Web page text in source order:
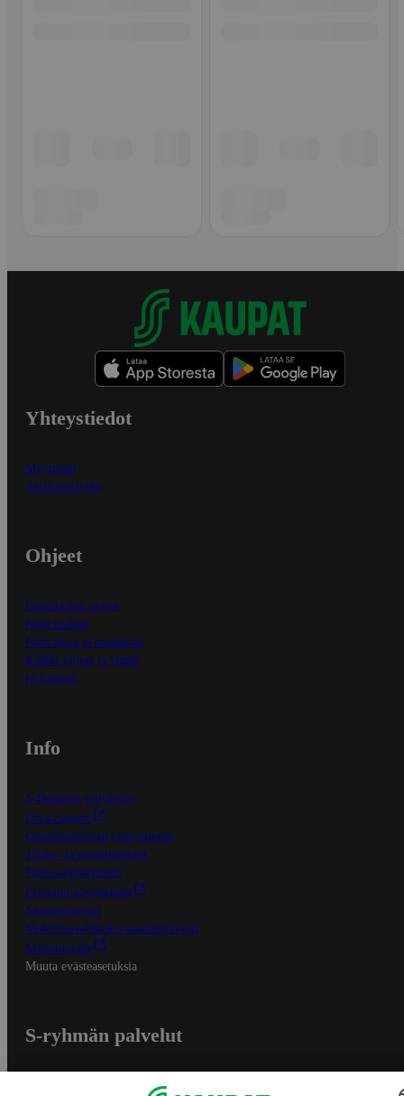
Yhteystiedot
Myymälät
Asiakaspalvelu
Ohjeet
Ensitilaajan ohjeet
Näin maksat
Näin tilaat ja muokkaat
Kaikki ohjeet ja vinkit
In English
Info
S-Business yrityksille
Oiva-raportit
Osuuskauppojen yhteystiedot
Tilaus- ja toimitusehdot
Tietosuojakäytäntö
Palvelun käyttöehdot
Saavutettavuus
Mobiilisovelluksen saavutettavuus
Mainostajalle
Muuta evästeasetuksia
S-ryhmän palvelut